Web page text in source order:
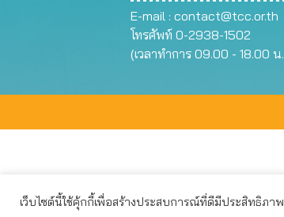
E-mail : contact@tcc.or.th
โทรศัพท์ 0-2938-1502
(เวลาทำการ 09.00 - 18.00 น
เว็บไซต์นี้ใช้คุ้กกี้เพื่อสร้างประสบการณ์ที่ดีมีประสิทธิภา
เว็บไซต์นี้ใช้คุกกี้เพื่อมอบประสบการณ์การใช้